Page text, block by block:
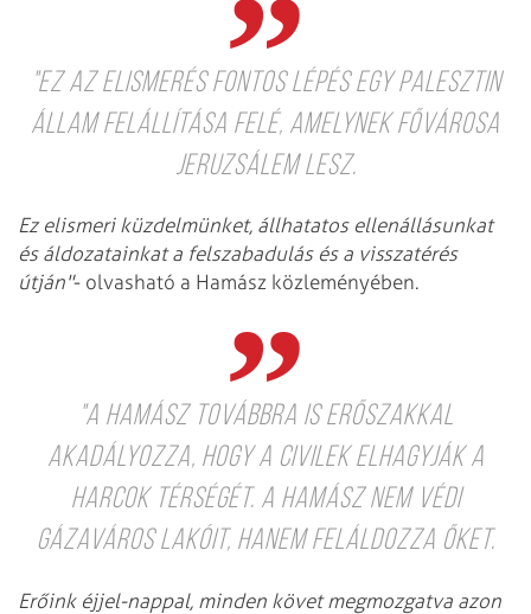
"Ez az elismerés fontos lépés egy palesztin
állam felállítása felé, amelynek fővárosa
Jeruzsálem lesz.
Ez elismeri küzdelmünket, állhatatos ellenállásunkat
és áldozatainkat a felszabadulás és a visszatérés
útján"- olvasható a Hamász közleményében.
"A Hamász továbbra is erőszakkal
akadályozza, hogy a civilek elhagyják a
harcok térségét. A Hamász nem védi
Gázaváros lakóit, hanem feláldozza őket.
Erőink éjjel-nappal, minden követ megmozgatva azon